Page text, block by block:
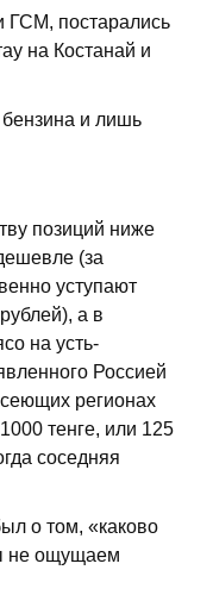
ГСМ, постарались
на Костанай и
бензина и лишь
позиций ниже
(за
уступают
а в
на усть-
Россией
регионах
тенге, или 125
соседняя
о том, «каково
не ощущаем